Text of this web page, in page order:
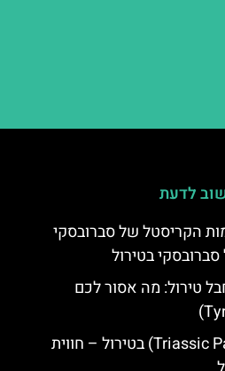
לדעת
הקריסטל של סברובסקי
בטירול
טירול: מה אסור לכם
פארק הדינוזאורים (Triassic Park) בטירול – חווית